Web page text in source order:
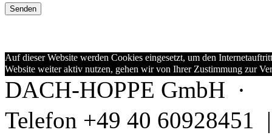
Auf dieser Website werden Cookies eingesetzt, um den
Website weiter aktiv nutzen, gehen wir von Ihrer Zustimmung zur
DACH-HOPPE GmbH ·
Telefon +49 40